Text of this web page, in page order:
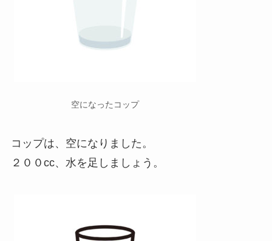
空になったコップ
コップは、空になりました。
２００cc、水を足しましょう。